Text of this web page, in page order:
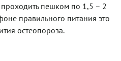
пешком по 1,5 – 2
правильного питания это
остеопороза.